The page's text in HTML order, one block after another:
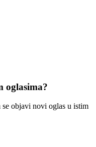
oglasima?
objavi novi oglas u istim